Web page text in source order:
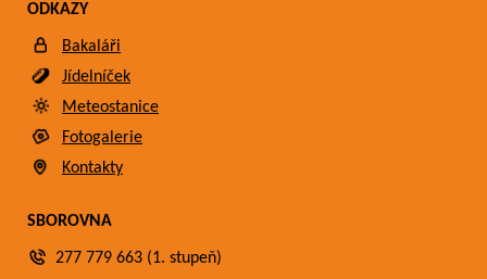
ODKAZY
Bakaláři
Jídelníček
Meteostanice
Fotogalerie
Kontakty
SBOROVNA
277 779 663 (1. stupeň)